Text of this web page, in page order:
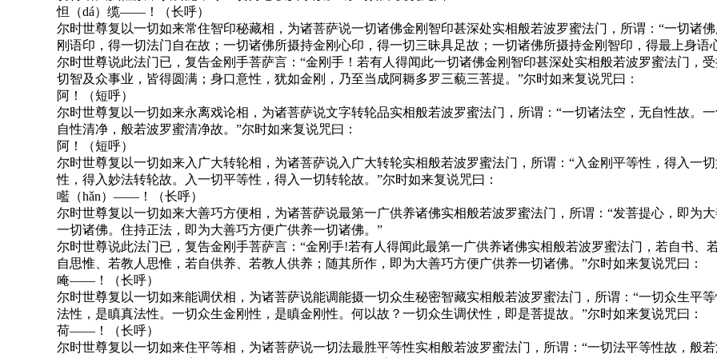
怛（dá）缆——！（长呼）
尔时世尊复以一切如来常住智印秘藏相，为诸菩萨说一切诸佛金刚智印甚深处实相般若波罗蜜法门，所谓：“一切诸
刚语印，得一切法门自在故；一切诸佛所摄持金刚心印，得一切三昧具足故；一切诸佛所摄持金刚智印，得最上身语
尔时世尊说此法门已，复告金刚手菩萨言：“金刚手！若有人得闻此一切诸佛金刚智印甚深处实相般若波罗蜜法门，
切智及众事业，皆得圆满；身口意性，犹如金刚，乃至当成阿耨多罗三藐三菩提。”尔时如来复说咒曰：
阿！（短呼）
尔时世尊复以一切如来永离戏论相，为诸菩萨说文字转轮品实相般若波罗蜜法门，所谓：“一切诸法空，无自性故。
自性清净，般若波罗蜜清净故。”尔时如来复说咒曰：
阿！（短呼）
尔时世尊复以一切如来入广大转轮相，为诸菩萨说入广大转轮实相般若波罗蜜法门，所谓：“入金刚平等性，得入一
性，得入妙法转轮故。入一切平等性，得入一切转轮故。”尔时如来复说咒曰：
㘕（hǎn）——！（长呼）
尔时世尊复以一切如来大善巧方便相，为诸菩萨说最第一广供养诸佛实相般若波罗蜜法门，所谓：“发菩提心，即为
一切诸佛。住持正法，即为大善巧方便广供养一切诸佛。”
尔时世尊说此法门已，复告金刚手菩萨言：“金刚手!若有人得闻此最第一广供养诸佛实相般若波罗蜜法门，若自书
自思惟、若教人思惟，若自供养、若教人供养；随其所作，即为大善巧方便广供养一切诸佛。”尔时如来复说咒曰：
唵——！（长呼）
尔时世尊复以一切如来能调伏相，为诸菩萨说能调能摄一切众生秘密智藏实相般若波罗蜜法门，所谓：“一切众生平
法性，是瞋真法性。一切众生金刚性，是瞋金刚性。何以故？一切众生调伏性，即是菩提故。”尔时如来复说咒曰：
荷——！（长呼）
尔时世尊复以一切如来住平等相，为诸菩萨说一切法最胜平等性实相般若波罗蜜法门，所谓：“一切法平等性故，般